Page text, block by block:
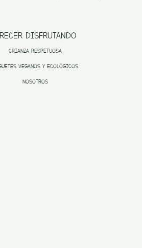
DISFRUTANDO
CRIANZA RESPETUOSA
VEGANOS Y ECOLÓGICOS
NOSOTROS